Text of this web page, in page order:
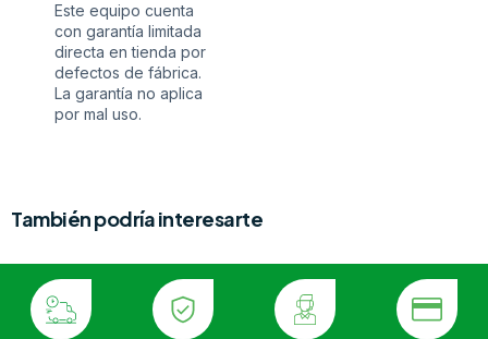
Este equipo cuenta
con garantía limitada
directa en tienda por
defectos de fábrica.
La garantía no aplica
por mal uso.
También podría interesarte